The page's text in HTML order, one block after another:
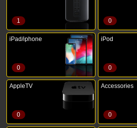
1 0
iPad/iphone
0
iPod
0
AppleTV
0
Accessories
0